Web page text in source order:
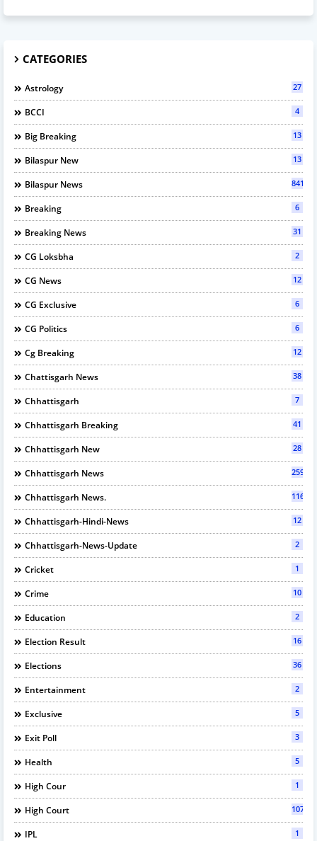
CATEGORIES
Astrology 27
BCCI 4
Big Breaking 13
Bilaspur New 13
Bilaspur News 841
Breaking 6
Breaking News 31
CG Loksbha 2
CG News 12
CG Exclusive 6
CG Politics 6
Cg Breaking 12
Chattisgarh News 38
Chhattisgarh 7
Chhattisgarh Breaking 41
Chhattisgarh New 28
Chhattisgarh News 2597
Chhattisgarh News. 116
Chhattisgarh-Hindi-News 12
Chhattisgarh-News-Update 2
Cricket 1
Crime 10
Education 2
Election Result 16
Elections 36
Entertainment 2
Exclusive 5
Exit Poll 3
Health 5
High Cour 1
High Court 107
IPL 1